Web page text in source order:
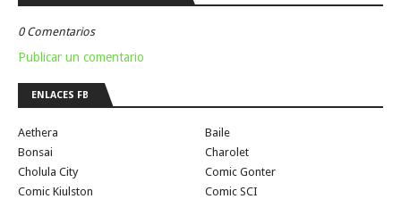
0 Comentarios
Publicar un comentario
ENLACES FB
Aethera
Baile
Bonsai
Charolet
Cholula City
Comic Gonter
Comic Kiulston
Comic SCI